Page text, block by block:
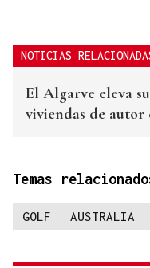
NOTICIAS
El Algarve eleva
viviendas de autor
Temas
GOLF AUSTRALIA